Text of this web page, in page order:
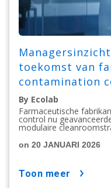
toekomst van
contamination
By Ecolab
Farmaceutische
control nu
modulaire
on 20 JANUARI 2026
toon meer